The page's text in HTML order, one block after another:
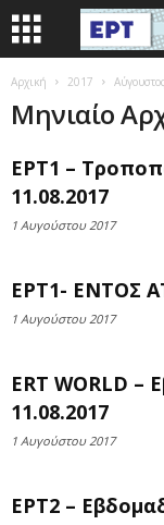
Αρχική 2017 Αύγουστος
Μηνιαίο
ΕΡΤ1 –
11.08.2017
1 Αυγούστου 2017
ΕΡΤ1- ΕΝΤΟΣ
1 Αυγούστου 2017
ERT WORLD –
11.08.2017
1 Αυγούστου 2017
ΕΡΤ2 –